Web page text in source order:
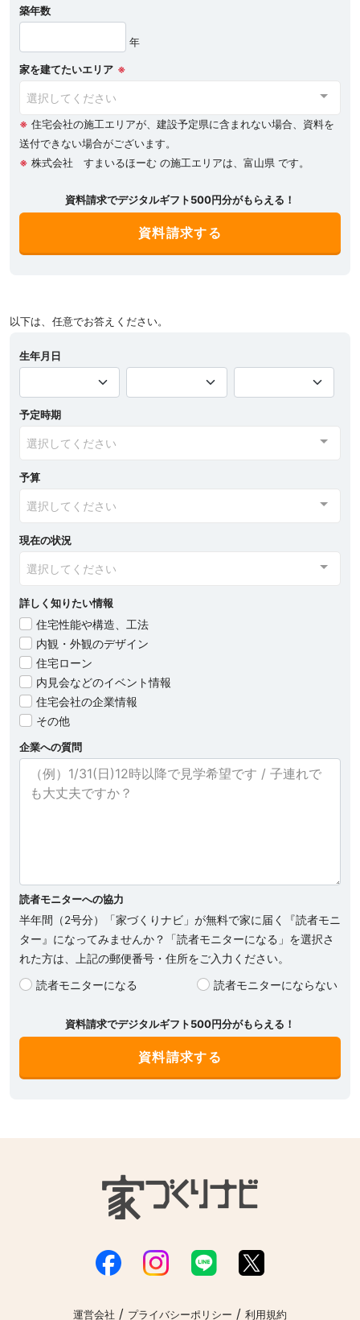
築年数
年
家を建てたいエリア ※
選択してください
※ 住宅会社の施工エリアが、建設予定県に含まれない場合、資料を
送付できない場合がございます。
※ 株式会社 すまいるほーむ の施工エリアは、富山県 です。
資料請求でデジタルギフト500円分がもらえる！
以下は、任意でお答えください。
生年月日
予定時期
選択してください
予算
選択してください
現在の状況
選択してください
詳しく知りたい情報
住宅性能や構造、工法
内観・外観のデザイン
住宅ローン
内見会などのイベント情報
住宅会社の企業情報
その他
企業への質問
読者モニターへの協力
半年間（2号分）「家づくりナビ」が無料で家に届く『読者モニ
ター』になってみませんか？「読者モニターになる」を選択さ
れた方は、上記の郵便番号・住所をご入力ください。
読者モニターになる 読者モニターにならない
資料請求でデジタルギフト500円分がもらえる！
運営会社 / プライバシーポリシー / 利用規約